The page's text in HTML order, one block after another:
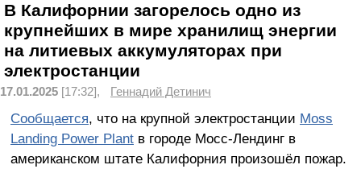
В Калифорнии загорелось одно из
крупнейших в мире хранилищ энергии
на литиевых аккумуляторах при
электростанции
17.01.2025 [17:32], Геннадий Детинич
Сообщается, что на крупной электростанции Moss
Landing Power Plantв городе Мосс-Лендинг в
американском штате Калифорния произошёл пожар.